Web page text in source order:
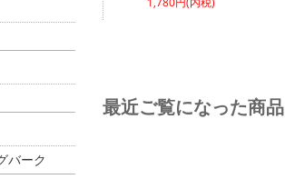
最近ご覧になった商品
バーク